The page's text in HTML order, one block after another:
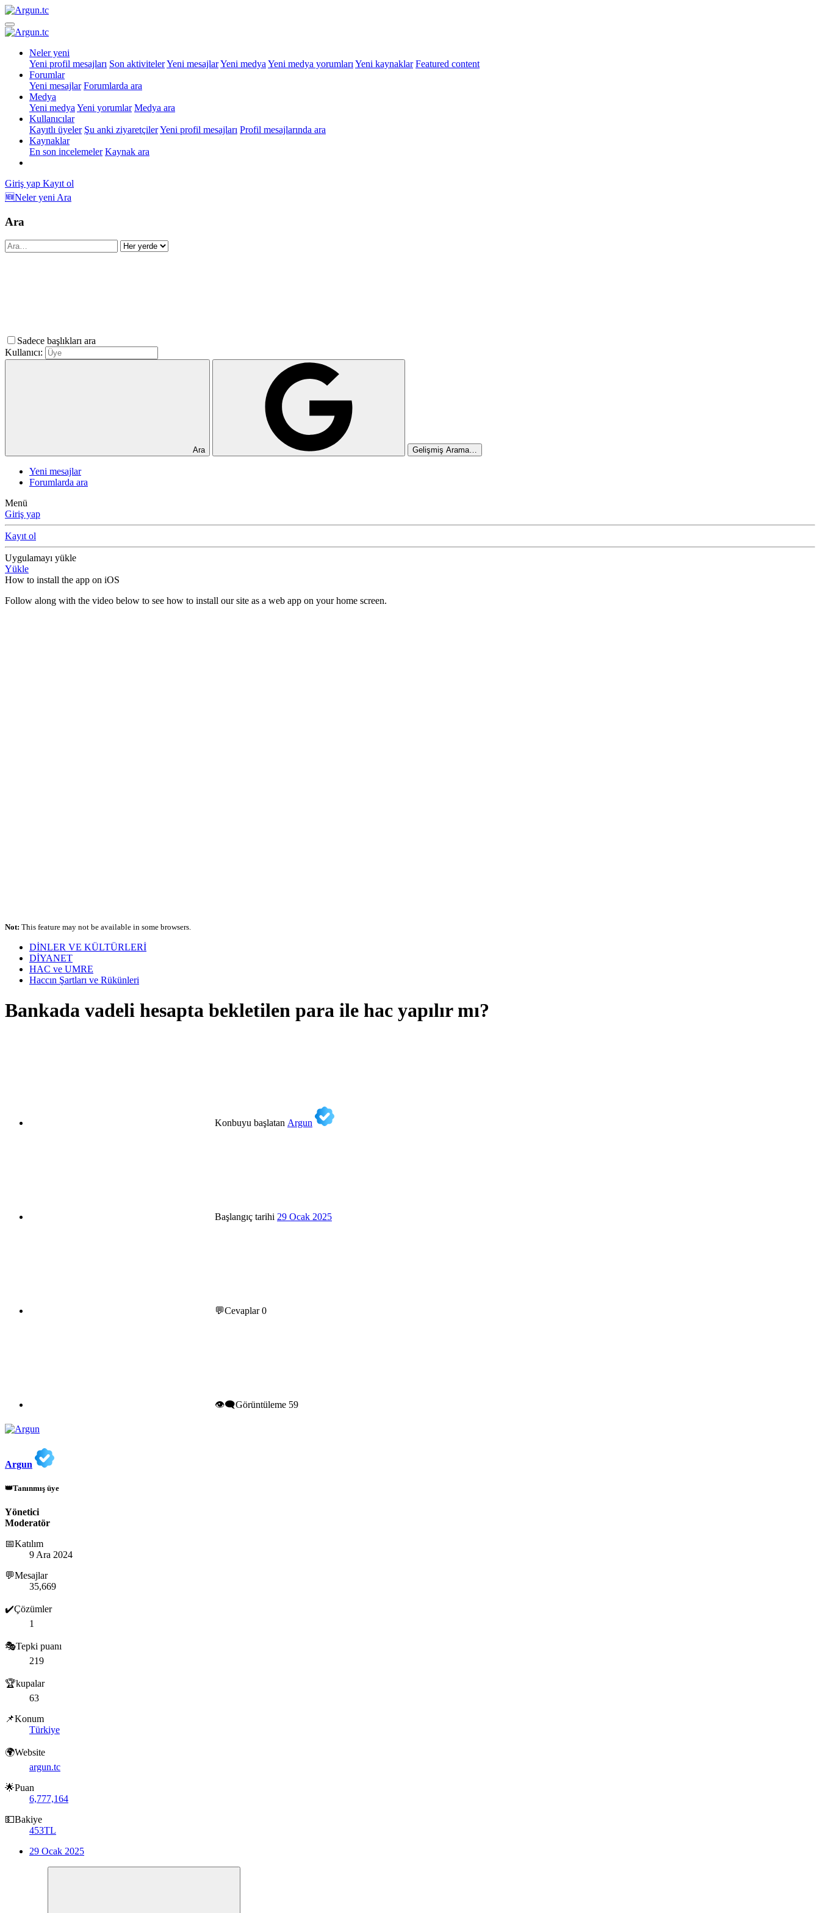
Neler yeni
Yeni profil mesajları Son aktivitelerYeni mesajlarYeni medya Yeni medya yorumları Yeni kaynaklar Featured content
Forumlar
Yeni mesajlar Forumlarda ara
Medya
Yeni medya Yeni yorumlar Medya ara
Kullanıcılar
Kayıtlı üyeler Şu anki ziyaretçilerYeni profil mesajları Profil mesajlarında ara
Kaynaklar
En son incelemeler Kaynak ara
Giriş yap Kayıt ol
🆕Neler yeni Ara
Ara
Sadece başlıkları ara
Kullanıcı:
Ara Gelişmiş Arama…
Yeni mesajlar
Forumlarda ara
Menü
Giriş yap
Kayıt ol
Uygulamayı yükle
Yükle
How to install the app on iOS
Follow along with the video below to see how to install our site as a web app on your home screen.
Not: This feature may not be available in some browsers.
DİNLER VE KÜLTÜRLERİ
DİYANET
HAC ve UMRE
Haccın Şartları ve Rükünleri
Bankada vadeli hesapta bekletilen para ile hac yapılır mı?
Konbuyu başlatan Argun
Başlangıç tarihi 29 Ocak 2025
💬Cevaplar0
👁️‍🗨️Görüntüleme 59
Argun
👑Tanınmış üye
Yönetici
Moderatör
📅Katılım
9 Ara 2024
💬Mesajlar
35,669
✔️Çözümler
1
🎭Tepki puanı
219
🏆kupalar
63
📌Konum
Türkiye
🌍Website
argun.tc
🌟Puan
6,777,164
💵Bakiye
453TL
29 Ocak 2025